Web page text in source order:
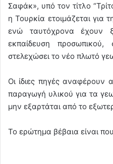
Σαφάκ», υπό τον τίτλο
η Τουρκία ετοιμάζεται
ενώ ταυτόχρονα έχουν
εκπαίδευση
στελεχώσει το νέο πλωτό
Οι ίδιες πηγές αναφέρουν
παραγωγή υλικού για τα
μην εξαρτάται από το
To ερώτημα βέβαια είναι